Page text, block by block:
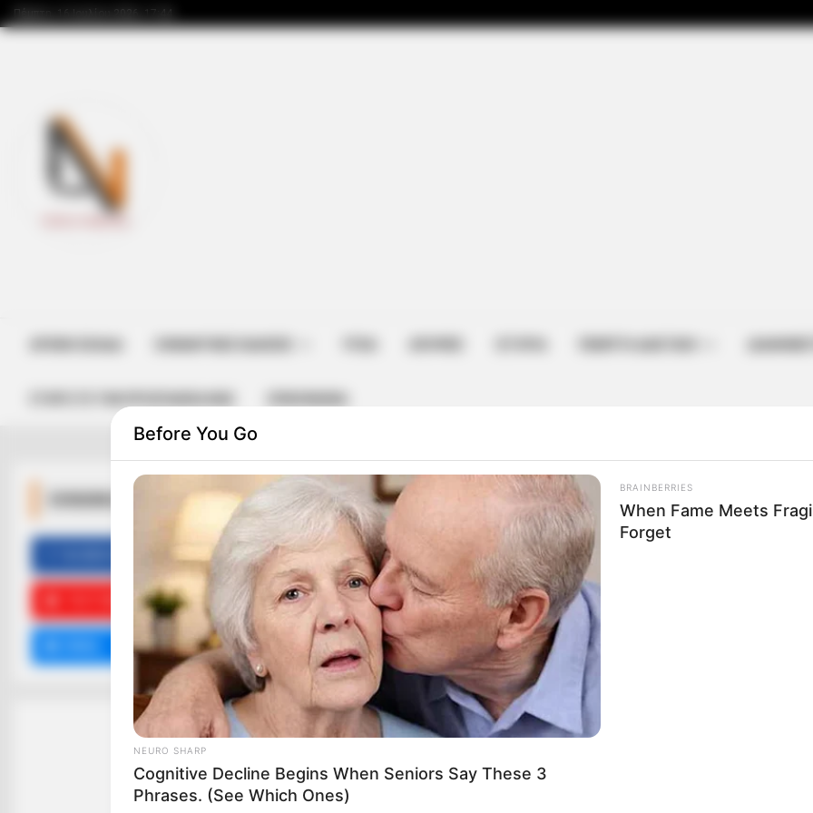
ΑΡΈΣΕΙ
ΕΓΓΡΑΦΕΊΤΕ
ΑΚΟΛΟΥΘΉΣΤΕ
Before You Go
NEURO SHARP
Cognitive Decline Begins When Seniors Say These 3
Phrases. (See Which Ones)
BRAINBERRIES
When Fame Meets
Forget
Phrases. (See Which Ones)
HABERION
Coast Guard Spotted A Blue Tarp.
What Inside Left Them Frozen!
HABERION
Tourists' Alaska Discovery Left Police
Speechless!